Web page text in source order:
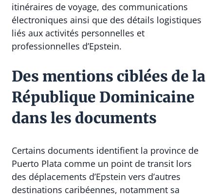
itinéraires de voyage, des communications
électroniques ainsi que des détails logistiques
liés aux activités personnelles et
professionnelles d’Epstein.
Des mentions ciblées de la
République Dominicaine
dans les documents
Certains documents identifient la province de
Puerto Plata comme un point de transit lors
des déplacements d’Epstein vers d’autres
destinations caribéennes, notamment sa